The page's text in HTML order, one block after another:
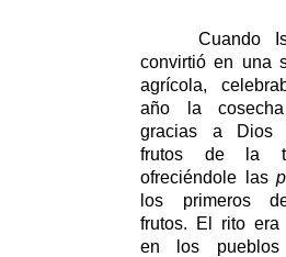
Cuando
convirtió en una
agrícola,
año la
gracias a Dios
frutos de la
ofreciéndole las
los primeros
frutos. El rito era
en los